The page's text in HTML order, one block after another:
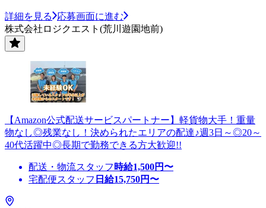
詳細を見る
応募画面に進む
株式会社ロジクエスト(荒川遊園地前)
【Amazon公式配送サービスパートナー】軽貨物大手！重量
物なし◎残業なし！決められたエリアの配達♪週3日～◎20～
40代活躍中◎長期で勤務できる方大歓迎!!
配送・物流スタッフ 時給1,500円〜
宅配便スタッフ 日給15,750円〜